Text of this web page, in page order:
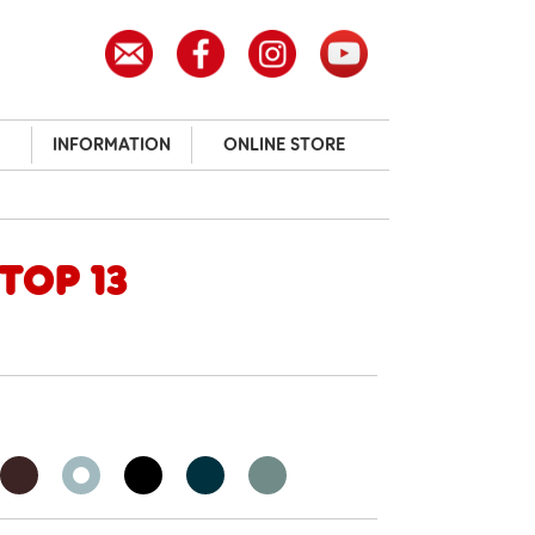
INFORMATION ONLINE STORE
13